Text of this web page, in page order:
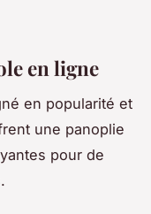
en ligne
en popularité et
une panoplie
pour de